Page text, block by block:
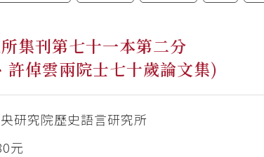
集刊第七十一本第二分
許倬雲兩院士七十歲論文集)
研究院歷史語言研究所
元